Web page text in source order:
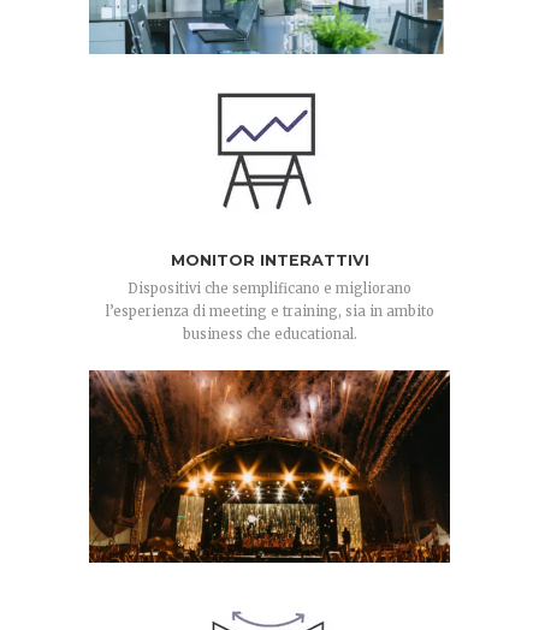
MONITOR INTERATTIVI
Dispositivi che semplificano e migliorano
l’esperienza di meeting e training, sia in ambito
business che educational.